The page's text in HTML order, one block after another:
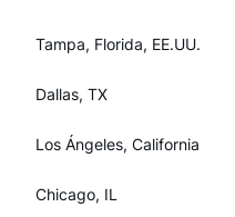
Tampa, Florida, EE.UU.
Dallas, TX
Los Ángeles, California
Chicago, IL